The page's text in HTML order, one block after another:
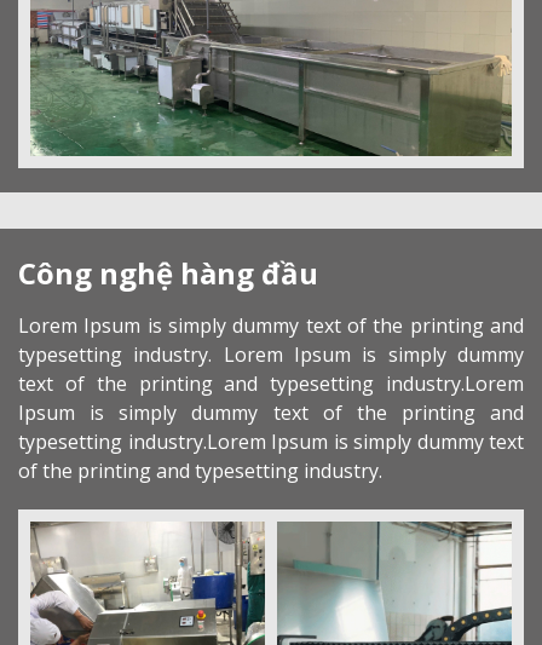
Công nghệ hàng đầu
Lorem Ipsum is simply dummy text of the printing and
typesetting industry. Lorem Ipsum is simply dummy
text of the printing and typesetting industry.Lorem
Ipsum is simply dummy text of the printing and
typesetting industry.Lorem Ipsum is simply dummy text
of the printing and typesetting industry.